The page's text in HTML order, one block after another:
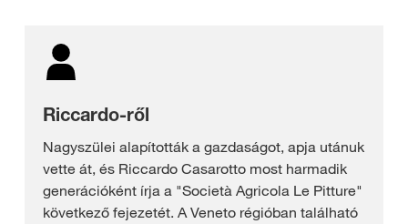
Riccardo-ről
Nagyszülei alapították a gazdaságot, apja utánuk
vette át, és Riccardo Casarotto most harmadik
generációként írja a "Società Agricola Le Pitture"
következő fejezetét. A Veneto régióban található